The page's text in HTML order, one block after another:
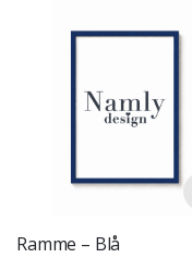
Ramme – Blå